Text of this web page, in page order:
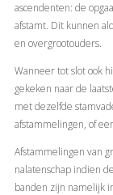
ascendenten: de
afstamt. Dit kunnen
en overgrootouders.
Wanneer tot slot ook
gekeken naar de
met dezelfde
afstammelingen, of
Afstammelingen van
nalatenschap indien
banden zijn namelijk